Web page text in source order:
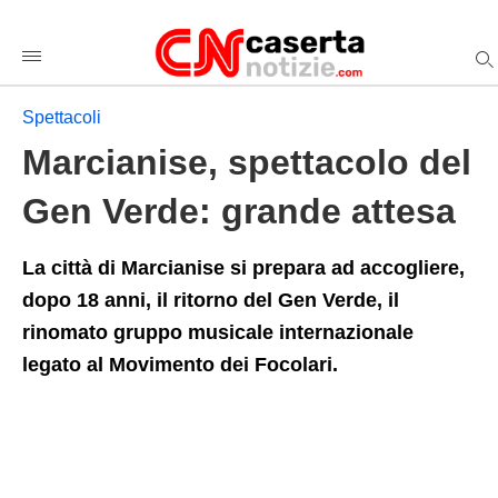
/spettacoli/2025/03/31/marcianise-
del-
gen-
verde-
grande-
attesa/amp/
Spettacoli
Marcianise, spettacolo del
Gen Verde: grande attesa
La città di Marcianise si prepara ad accogliere,
dopo 18 anni, il ritorno del Gen Verde, il
rinomato gruppo musicale internazionale
legato al Movimento dei Focolari.